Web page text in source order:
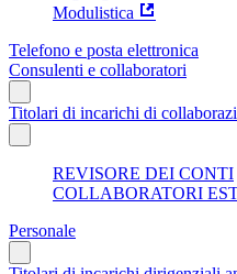
Modulistica
Telefono e posta elettronica
Consulenti e collaboratori
Titolari di incarichi di
REVISORE DEI CONTI
COLLABORATORI
Personale